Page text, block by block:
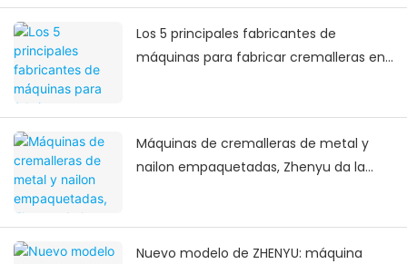
Los 5 principales fabricantes de
máquinas para fabricar cremalleras en
Máquinas de cremalleras de metal y
nailon empaquetadas, Zhenyu da la
Nuevo modelo de ZHENYU: máquina